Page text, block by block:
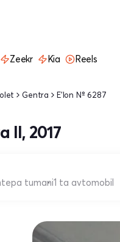
Zeekr Kia Reels
Gentra E'lon № 6287
II, 2017
tumani1 ta avtomobil